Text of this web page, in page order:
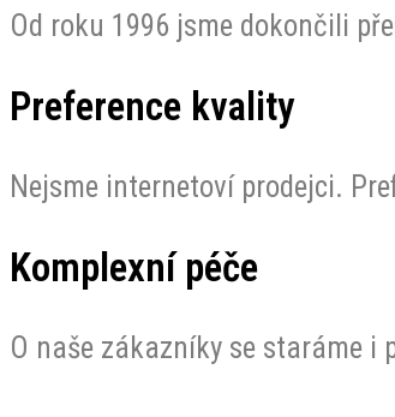
Od roku 1996 jsme dokončili
Preference kvality
Nejsme internetoví prodejci.
Komplexní péče
O naše zákazníky se staráme i